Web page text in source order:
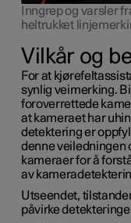
Inngrep og varsler
heltrukket
Vilkår og
For at
synlig veimerking.
foroverrettede
at kameraet har
detektering er
denne veiledningen
kameraer for å
av
Utseendet,
påvirke